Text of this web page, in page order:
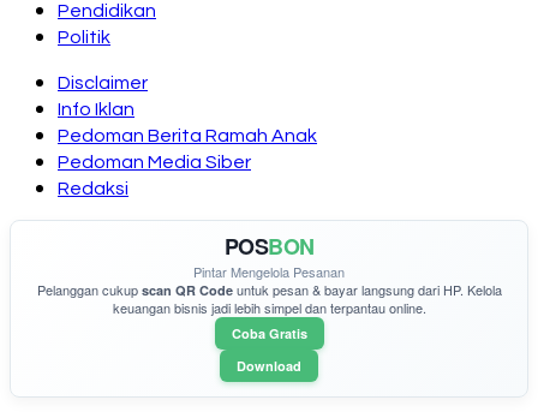
Pendidikan
Politik
Disclaimer
Info Iklan
Pedoman Berita Ramah Anak
Pedoman Media Siber
Redaksi
POSBON
Pintar Mengelola Pesanan
Pelanggan cukup scan QR Codeuntuk pesan & bayar langsung dari HP. Kelola
keuangan bisnis jadi lebih simpel dan terpantau online.
Coba Gratis
Download